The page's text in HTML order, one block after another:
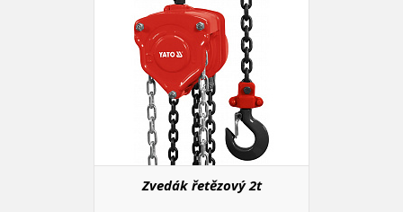
Zvedák řetězový 2t